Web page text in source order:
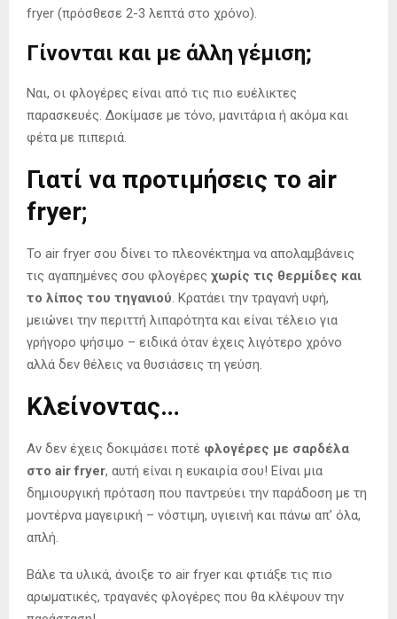
fryer (πρόσθεσε 2-3 λεπτά στο χρόνο).
Γίνονται και με άλλη γέμιση;
Ναι, οι φλογέρες είναι από τις πιο ευέλικτες
παρασκευές. Δοκίμασε με τόνο, μανιτάρια ή ακόμα και
φέτα με πιπεριά.
Γιατί να προτιμήσεις το air
fryer;
Το air fryer σου δίνει το πλεονέκτημα να απολαμβάνεις
τις αγαπημένες σου φλογέρες χωρίς τις θερμίδες και
το λίπος του τηγανιού. Κρατάει την τραγανή υφή,
μειώνει την περιττή λιπαρότητα και είναι τέλειο για
γρήγορο ψήσιμο – ειδικά όταν έχεις λιγότερο χρόνο
αλλά δεν θέλεις να θυσιάσεις τη γεύση.
Κλείνοντας…
Αν δεν έχεις δοκιμάσει ποτέ φλογέρες με σαρδέλα
στο air fryer, αυτή είναι η ευκαιρία σου! Είναι μια
δημιουργική πρόταση που παντρεύει την παράδοση με τη
μοντέρνα μαγειρική – νόστιμη, υγιεινή και πάνω απ’ όλα,
απλή.
Βάλε τα υλικά, άνοιξε το air fryer και φτιάξε τις πιο
αρωματικές, τραγανές φλογέρες που θα κλέψουν την